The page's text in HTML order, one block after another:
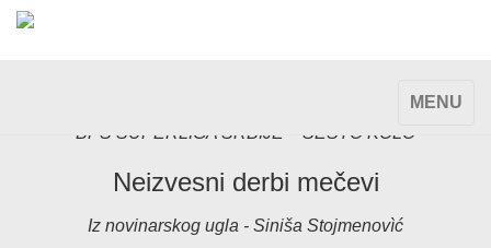
TOGGLE
MENU
BPŠ SUPERLIGA SRBIJE – ŠESTO KOLO
Neizvesni derbi mečevi
Iz novinarskog ugla - Siniša Stojmenovìć